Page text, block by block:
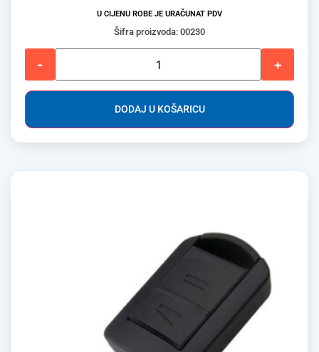
U CIJENU ROBE JE URAČUNAT PDV
Šifra proizvoda: 00230
- +
DODAJ U KOŠARICU